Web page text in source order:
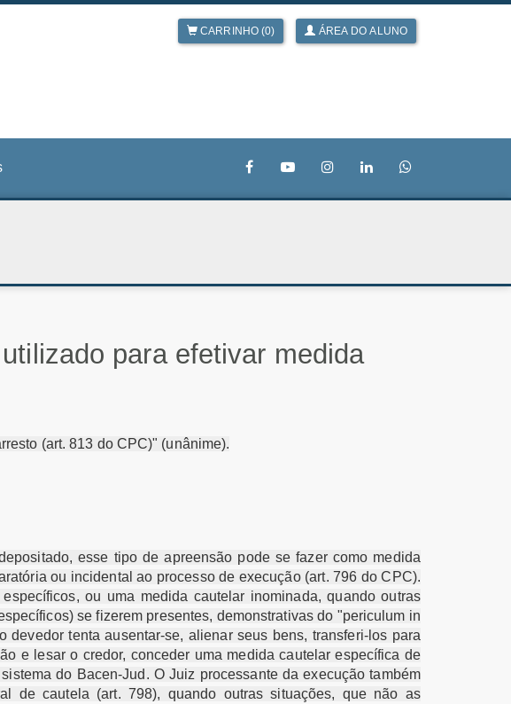
CARRINHO (0) ÁREA DO ALUNO
para efetivar medida
(art. 813 do CPC)" (unânime).
esse tipo de apreensão pode se fazer como medida
ou incidental ao processo de execução (art. 796 do CPC).
ou uma medida cautelar inominada, quando outras
se fizerem presentes, demonstrativas do "periculum in
tenta ausentar-se, alienar seus bens, transferi-los para
e lesar o credor, conceder uma medida cautelar específica de
do Bacen-Jud. O Juiz processante da execução também
de cautela (art. 798), quando outras situações, que não as